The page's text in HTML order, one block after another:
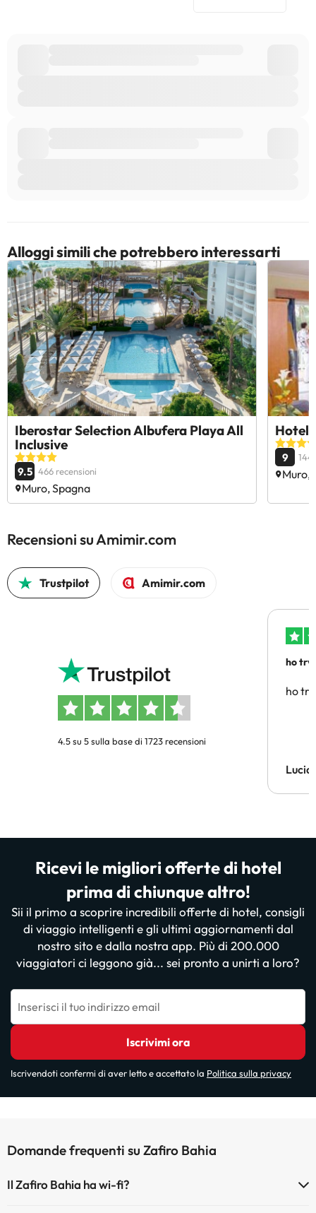
Alloggi simili che potrebbero interessarti
Iberostar Selection Albufera Playa All
Inclusive
9.5 466 recensioni
Muro, Spagna
Hotel
9
Muro,
Recensioni su Amimir.com
Trustpilot Amimir.com
4.5 su 5 sulla base di 1723 recensioni
ho
ho
Lucia
Ricevi le migliori offerte di hotel
prima di chiunque altro!
Sii il primo a scoprire incredibili offerte di hotel, consigli
di viaggio intelligenti e gli ultimi aggiornamenti dal
nostro sito e dalla nostra app. Più di 200.000
viaggiatori ci leggono già... sei pronto a unirti a loro?
Inserisci il tuo indirizzo email
Iscrivimi ora
Iscrivendoti confermi di aver letto e accettato la Politica sulla privacy
Domande frequenti su Zafiro Bahia
Il Zafiro Bahia ha wi-fi?